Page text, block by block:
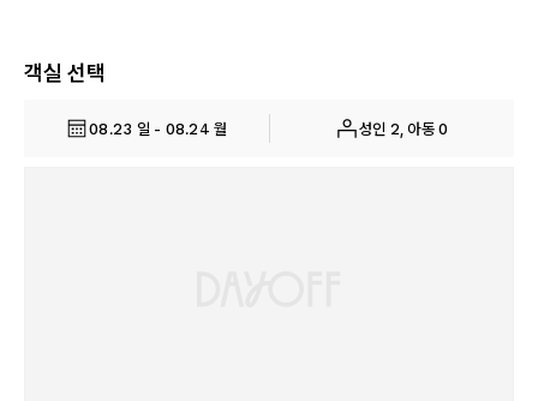
객실 선택
08.23 일 - 08.24 월 성인 2, 아동 0